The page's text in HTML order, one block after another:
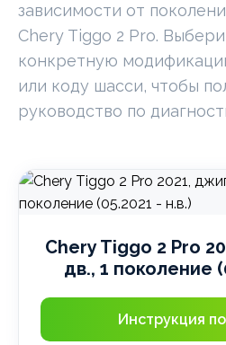
зависимости от
Chery Tiggo 2 Pro.
конкретную
или коду шасси, чтобы
руководство по
Chery Tiggo 2 Pro
дв., 1 поколение
Инструкция